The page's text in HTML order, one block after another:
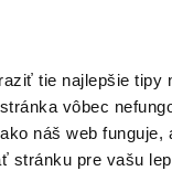
tie najlepšie tipy
vôbec
náš web funguje,
stránku pre vašu